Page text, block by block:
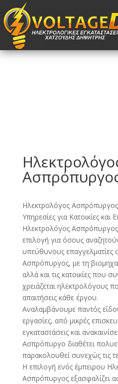
Ηλεκτρολόγος Ασπρόπυργος:
Υπηρεσίες για Κατοικίες και
Ηλεκτρολόγος Ασπρόπυργος
επιλογή για όσους
υπεύθυνους επαγγελματίες
Ασπρόπυργος, με τη
αλλά και τις κατοικίες που
χρειάζεται ηλεκτρολόγους
απαιτήσεις κάθε έργου.
Αναλαμβάνουμε παντός
εργασίες, από μικρές
εγκαταστάσεις και
Ασπρόπυργο διαθέτει
παρακολουθεί συνεχώς τις
Η επιλογή ενός έμπειρου
Ασπρόπυργος εξασφαλίζει